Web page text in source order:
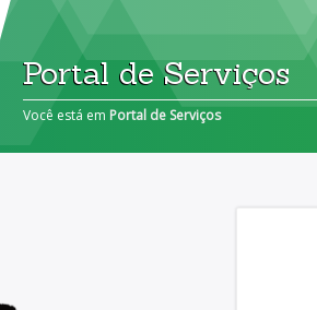
Portal de Serviços
Você está em Portal de Serviços